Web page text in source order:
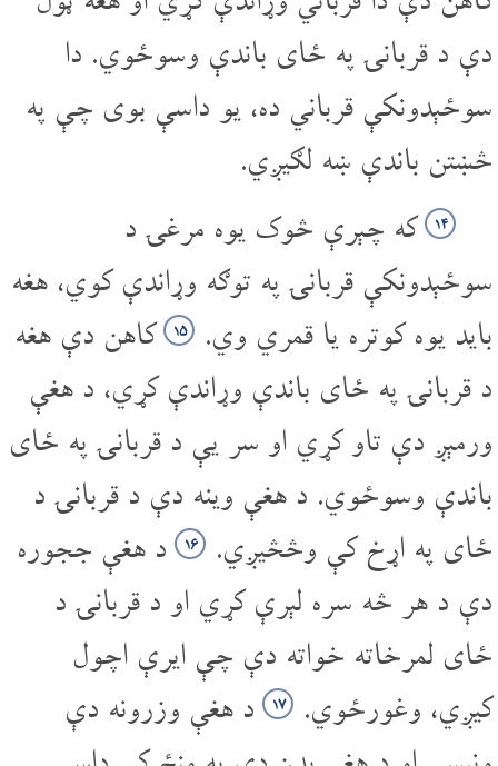
دې د قربانۍ په ځای باندې وسوځوي. دا
سوځېدونکې قرباني ده، یو داسې بوی چې په
څښتن باندې ښه لګیږي.
۱۴ که چېرې څوک یوه مرغۍ د
سوځېدونکې قربانۍ په توګه وړاندې کوي، هغه
باید یوه کوتره یا قمري وي.
۱۵ کاهن دې هغه
د قربانۍ په ځای باندې وړاندې کړي، د هغې
ورمېږ دې تاو کړي او سر یې د قربانۍ په ځای
باندې وسوځوي. د هغې وینه دې د قربانۍ د
ځای په اړخ کې وڅڅیږي.
۱۶ د هغې ججوره
دې د هر څه سره لېرې کړي او د قربانۍ د
ځای لمرخاته خواته دې چې ایرې اچول
کیږي، وغورځوي.
۱۷ د هغې وزرونه دې